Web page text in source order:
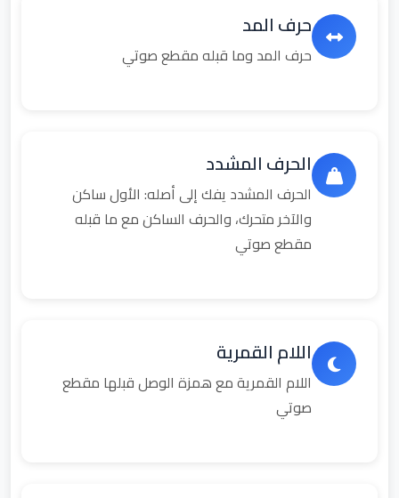
حرف المد
حرف المد وما قبله مقطع صوتي
الحرف المشدد
الحرف المشدد يفك إلى أصله: الأول ساكن
والآخر متحرك، والحرف الساكن مع ما قبله
مقطع صوتي
اللام القمرية
اللام القمرية مع همزة الوصل قبلها مقطع
صوتي